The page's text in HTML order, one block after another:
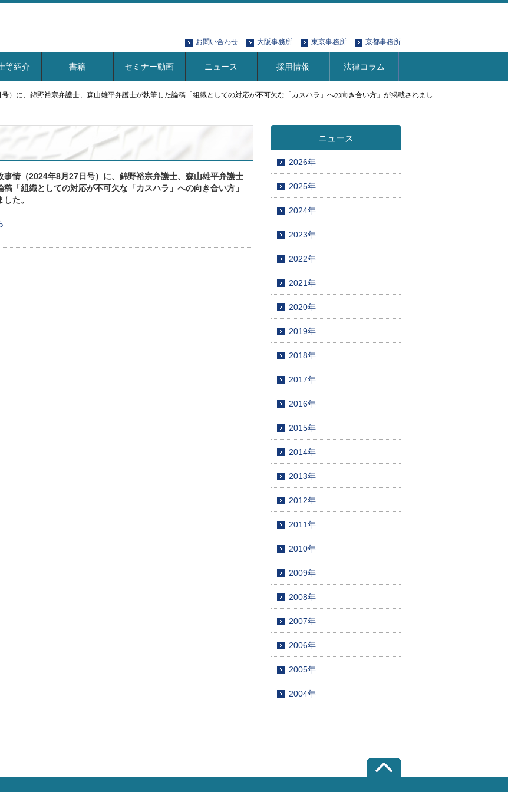
お問い合わせ 大阪事務所 東京事務所 京都事務所
等紹介 書籍 セミナー動画 ニュース 採用情報 法律コラム
）に、錦野裕宗弁護士、森山雄平弁護士が執筆した論稿「組織としての対応が不可欠な「カスハラ」への向き合い方」が掲載されまし
事情（2024年8月27日号）に、錦野裕宗弁護士、森山雄平弁護士
稿「組織としての対応が不可欠な「カスハラ」への向き合い方」
た。
ニュース
2026年
2025年
2024年
2023年
2022年
2021年
2020年
2019年
2018年
2017年
2016年
2015年
2014年
2013年
2012年
2011年
2010年
2009年
2008年
2007年
2006年
2005年
2004年